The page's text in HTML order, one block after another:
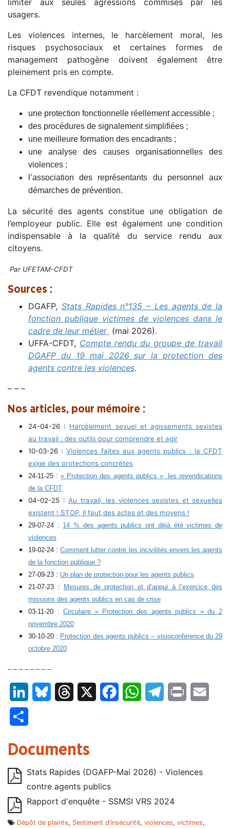
limiter aux seules agressions commises par les
usagers.
Les violences internes, le harcèlement moral, les
risques psychosociaux et certaines formes de
management pathogène doivent également être
pleinement pris en compte.
La CFDT revendique notamment :
une protection fonctionnelle réellement accessible ;
des procédures de signalement simplifiées ;
une meilleure formation des encadrants ;
une analyse des causes organisationnelles des
violences ;
l’association des représentants du personnel aux
démarches de prévention.
La sécurité des agents constitue une obligation de
l’employeur public. Elle est également une condition
indispensable à la qualité du service rendu aux
citoyens.
Par UFETAM-CFDT
Sources :
DGAFP, Stats Rapides n°135 – Les agents de la
fonction publique victimes de violences dans le
cadre de leur métier (mai 2026).
UFFA-CFDT, Compte rendu du groupe de travail
DGAFP du 19 mai 2026 sur la protection des
agents contre les violences.
– – –
Nos articles, pour mémoire :
24-04-26 : Harcèlement sexuel et agissements sexistes
au travail : des outils pour comprendre et agir
10-03-26 :Violences faites aux agents publics : la CFDT
exige des protections concrètes
24-11-25 :« Protection des agents publics », les revendications
de la CFDT
04-02-25 : Au travail, les violences sexistes et sexuelles
existent ! STOP, il faut des actes et des moyens !
29-07-24 : 14 % des agents publics ont déjà été victimes de
violences
19-02-24 :Comment lutter contre les incivilités envers les agents
de la fonction publique ?
27-09-23 : Un plan de protection pour les agents publics
21-07-23 :
Mesures de protection et d’appui à l’exercice des
missions des agents publics en cas de crise
03-11-20 :Circulaire « Protection des agents publics » du 2
novembre 2020
30-10-20 : Protection des agents publics – visioconférence du 29
octobre 2020
– – – – – – – –
LinkedInBluesky Threads FacebookWhatsAppTelegram
Print
Documents
Stats Rapides (DGAFP-Mai 2026) - Violences
contre agents publics
Rapport d'enquête - SSMSI VRS 2024
Dépôt de plainte, Sentiment d’insécurité, violences, victimes,